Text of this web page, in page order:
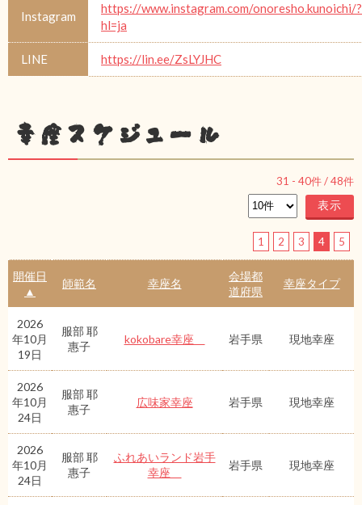
Instagram
https://www.instagram.com/onoresho.kunoichi/?
hl=ja
LINE https://lin.ee/ZsLYJHC
幸座スケジュール
31 - 40件 /48件
1 2 3 4 5
開催日
▲
師範名 幸座名
会場都
道府県
幸座タイプ
2026
年10月
19日
服部 耶
惠子
kokobare幸座 岩手県 現地幸座
2026
年10月
24日
服部 耶
惠子
広味家幸座 岩手県 現地幸座
2026
年10月
24日
服部 耶
惠子
ふれあいランド岩手
幸座
岩手県 現地幸座